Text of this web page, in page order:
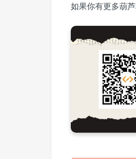
如果你有更多葫